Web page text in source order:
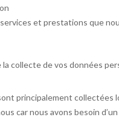
services et prestations que
la collecte de vos données
principalement collectées
car nous avons besoin